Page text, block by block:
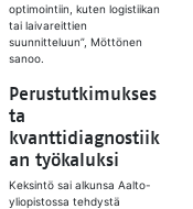
optimointiin, kuten logistiikan
tai laivareittien
suunnitteluun”, Möttönen
sanoo.
Perustutkimukses
ta
kvanttidiagnostiik
an työkaluksi
Keksintö sai alkunsa Aalto-
yliopistossa tehdystä